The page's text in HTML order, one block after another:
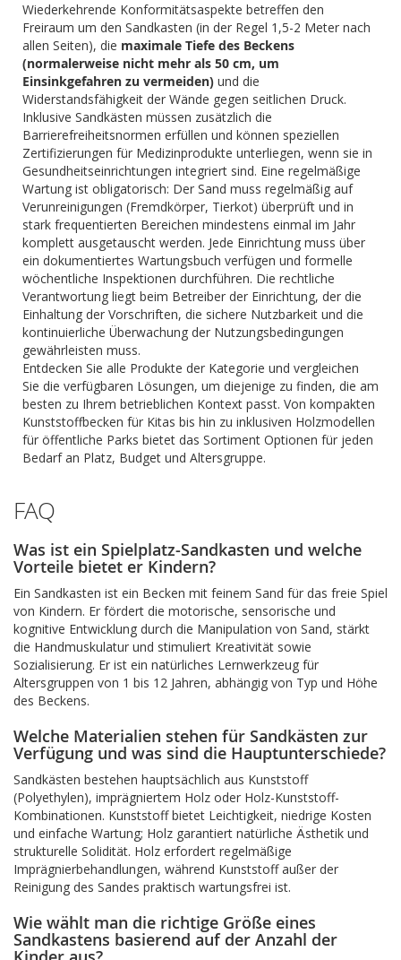
Wiederkehrende Konformitätsaspekte betreffen den
Freiraum um den Sandkasten (in der Regel 1,5-2 Meter nach
allen Seiten), die maximale Tiefe des Beckens
(normalerweise nicht mehr als 50 cm, um
Einsinkgefahren zu vermeiden) und die
Widerstandsfähigkeit der Wände gegen seitlichen Druck.
Inklusive Sandkästen müssen zusätzlich die
Barrierefreiheitsnormen erfüllen und können speziellen
Zertifizierungen für Medizinprodukte unterliegen, wenn sie in
Gesundheitseinrichtungen integriert sind. Eine regelmäßige
Wartung ist obligatorisch: Der Sand muss regelmäßig auf
Verunreinigungen (Fremdkörper, Tierkot) überprüft und in
stark frequentierten Bereichen mindestens einmal im Jahr
komplett ausgetauscht werden. Jede Einrichtung muss über
ein dokumentiertes Wartungsbuch verfügen und formelle
wöchentliche Inspektionen durchführen. Die rechtliche
Verantwortung liegt beim Betreiber der Einrichtung, der die
Einhaltung der Vorschriften, die sichere Nutzbarkeit und die
kontinuierliche Überwachung der Nutzungsbedingungen
gewährleisten muss.
Entdecken Sie alle Produkte der Kategorie und vergleichen
Sie die verfügbaren Lösungen, um diejenige zu finden, die am
besten zu Ihrem betrieblichen Kontext passt. Von kompakten
Kunststoffbecken für Kitas bis hin zu inklusiven Holzmodellen
für öffentliche Parks bietet das Sortiment Optionen für jeden
Bedarf an Platz, Budget und Altersgruppe.
FAQ
Was ist ein Spielplatz-Sandkasten und welche
Vorteile bietet er Kindern?
Ein Sandkasten ist ein Becken mit feinem Sand für das freie Spiel
von Kindern. Er fördert die motorische, sensorische und
kognitive Entwicklung durch die Manipulation von Sand, stärkt
die Handmuskulatur und stimuliert Kreativität sowie
Sozialisierung. Er ist ein natürliches Lernwerkzeug für
Altersgruppen von 1 bis 12 Jahren, abhängig von Typ und Höhe
des Beckens.
Welche Materialien stehen für Sandkästen zur
Verfügung und was sind die Hauptunterschiede?
Sandkästen bestehen hauptsächlich aus Kunststoff
(Polyethylen), imprägniertem Holz oder Holz-Kunststoff-
Kombinationen. Kunststoff bietet Leichtigkeit, niedrige Kosten
und einfache Wartung; Holz garantiert natürliche Ästhetik und
strukturelle Solidität. Holz erfordert regelmäßige
Imprägnierbehandlungen, während Kunststoff außer der
Reinigung des Sandes praktisch wartungsfrei ist.
Wie wählt man die richtige Größe eines
Sandkastens basierend auf der Anzahl der